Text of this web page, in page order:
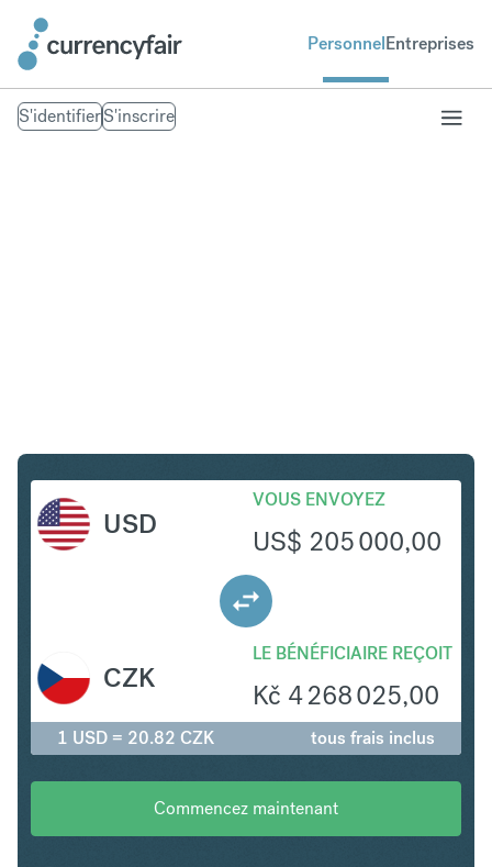
PersonnelEntreprises
S'identifierS'inscrire
USD
VOUS ENVOYEZ
US$ 205 000,00
LE BÉNÉFICIAIRE REÇOIT
Kč 4 268 025,00
CZK
1 USD = 20.82 CZK tous frais inclus
Commencez maintenant